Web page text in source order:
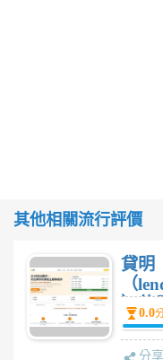
其他相關流行評價
貸明
（
）
間貸
體驗
0.0
分享